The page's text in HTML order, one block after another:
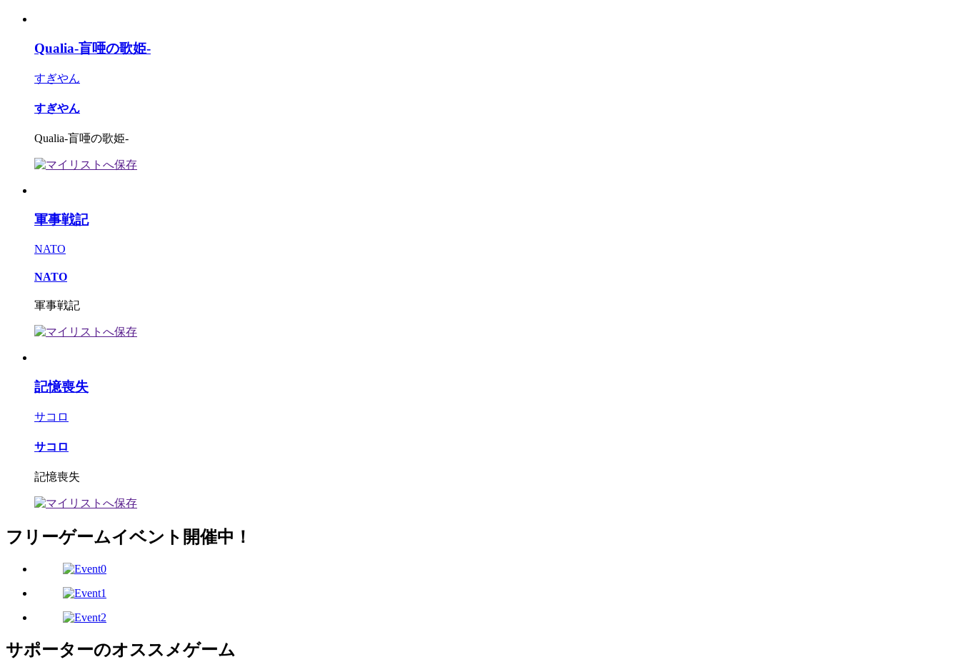
Qualia-盲唖の歌姫-
すぎやん
すぎやん
Qualia-盲唖の歌姫-
軍事戦記
NATO
NATO
軍事戦記
記憶喪失
サコロ
サコロ
記憶喪失
フリーゲームイベント開催中！
サポーターのオススメゲーム